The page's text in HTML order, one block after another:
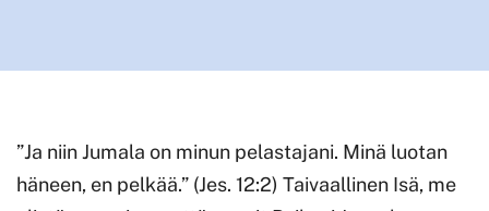
”Ja niin Jumala on minun pelastajani. Minä luotan
häneen, en pelkää.” (Jes. 12:2) Taivaallinen Isä, me